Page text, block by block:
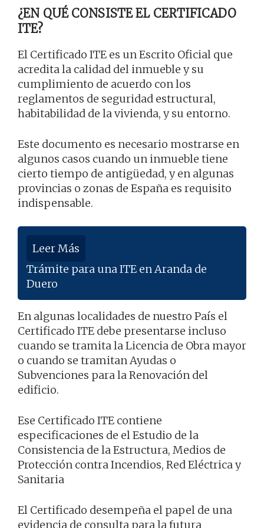
¿EN QUÉ CONSISTE EL CERTIFICADO
ITE?
El Certificado ITE es un Escrito Oficial que
acredita la calidad del inmueble y su
cumplimiento de acuerdo con los
reglamentos de seguridad estructural,
habitabilidad de la vivienda, y su entorno.
Este documento es necesario mostrarse en
algunos casos cuando un inmueble tiene
cierto tiempo de antigüedad, y en algunas
provincias o zonas de España es requisito
indispensable.
Leer Más
Trámite para una ITE en Aranda de
Duero
En algunas localidades de nuestro País el
Certificado ITE debe presentarse incluso
cuando se tramita la Licencia de Obra mayor
o cuando se tramitan Ayudas o
Subvenciones para la Renovación del
edificio.
Ese Certificado ITE contiene
especificaciones de el Estudio de la
Consistencia de la Estructura, Medios de
Protección contra Incendios, Red Eléctrica y
Sanitaria
El Certificado desempeña el papel de una
evidencia de consulta para la futura